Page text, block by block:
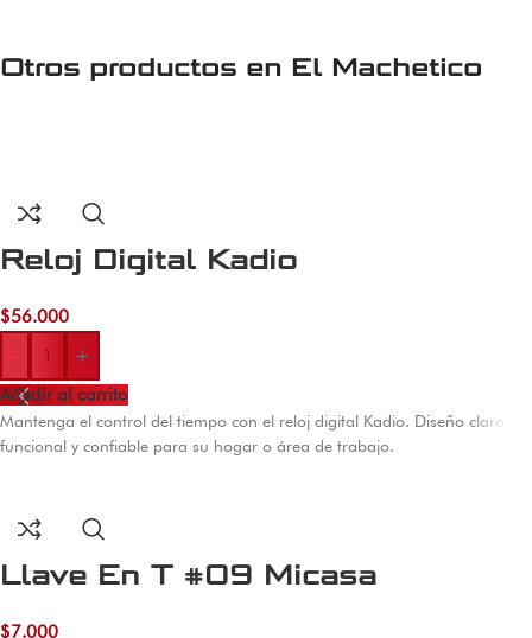
Otros productos en El Machetico
Reloj Digital Kadio
$56.000
-
+
Añadir al carrito
Mantenga el control del tiempo con el reloj digital Kadio. Diseño claro,
funcional y confiable para su hogar o área de trabajo.
Llave En T #09 Micasa
$7.000